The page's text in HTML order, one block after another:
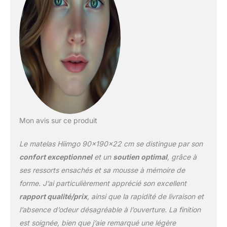
rester confortable à tout
moment Soutien et
Relaxation : le matelas
est conçu avec des
ressorts ensachés
renforcés à 7-
zones,conception
ergonomique pour
soulager la pression
conçu avec des ressorts
vous ne soyez pas
dérangé lorsque votre
partenaire se retourne ou
se réveille, afin que vous
sommeil confortable
Mon avis sur ce produit
Le matelas Hiimgo 90x190x22 cm se distingue par son
confort exceptionnelet un soutien optimal, grâce à
ses ressorts ensachés et sa mousse à mémoire de
forme. J’ai particulièrement apprécié son excellent
rapport qualité/prix, ainsi que la rapidité de livraison et
l’absence d’odeur désagréable à l’ouverture. La finition
est soignée, bien que j’aie remarqué une légère